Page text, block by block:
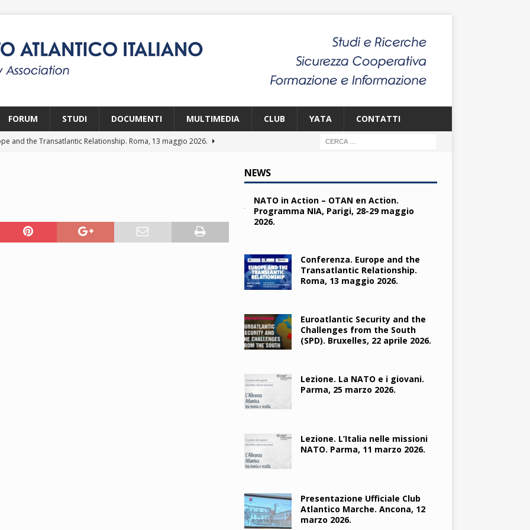
FORUM STUDI DOCUMENTI MULTIMEDIA CLUB YATA CONTATTI
and the Transatlantic Relationship. Roma, 13 maggio 2026.
e i giovani. Parma, 25 marzo 2026.
2026
missioni NATO. Parma, 11 marzo 2026.
2026
NEWS
NATO in Action – OTAN en Action.
Programma NIA, Parigi, 28-29 maggio
2026.
Conferenza. Europe and the
Transatlantic Relationship.
Roma, 13 maggio 2026.
Euroatlantic Security and the
Challenges from the South
(SPD). Bruxelles, 22 aprile 2026.
Lezione. La NATO e i giovani.
Parma, 25 marzo 2026.
Lezione. L’Italia nelle missioni
NATO. Parma, 11 marzo 2026.
Presentazione Ufficiale Club
Atlantico Marche. Ancona, 12
marzo 2026.